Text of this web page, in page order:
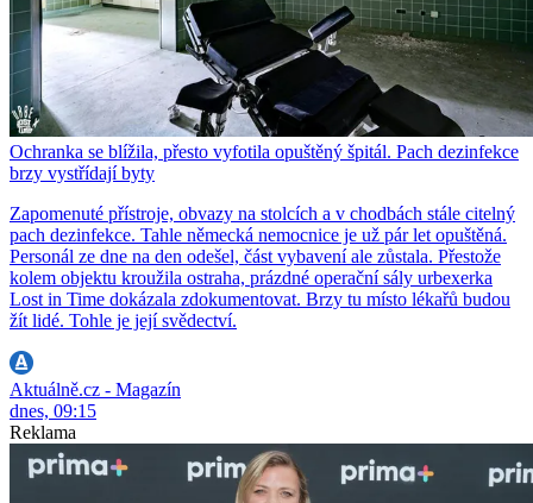
Ochranka se blížila, přesto vyfotila opuštěný špitál. Pach dezinfekce
brzy vystřídají byty
Zapomenuté přístroje, obvazy na stolcích a v chodbách stále citelný
pach dezinfekce. Tahle německá nemocnice je už pár let opuštěná.
Personál ze dne na den odešel, část vybavení ale zůstala. Přestože
kolem objektu kroužila ostraha, prázdné operační sály urbexerka
Lost in Time dokázala zdokumentovat. Brzy tu místo lékařů budou
žít lidé. Tohle je její svědectví.
Aktuálně.cz - Magazín
dnes, 09:15
Reklama